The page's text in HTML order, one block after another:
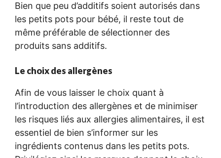
Bien que peu d’additifs soient autorisés dans
les petits pots pour bébé, il reste tout de
même préférable de sélectionner des
produits sans additifs.
Le choix des allergènes
Afin de vous laisser le choix quant à
l’introduction des allergènes et de minimiser
les risques liés aux allergies alimentaires, il est
essentiel de bien s’informer sur les
ingrédients contenus dans les petits pots.